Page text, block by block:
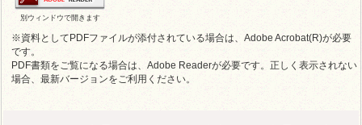
別ウィンドウで開きます
※資料としてPDFファイルが添付されている場合は、Adobe Acrobat(R)が必要
です。
PDF書類をご覧になる場合は、Adobe Readerが必要です。正しく表示されない
場合、最新バージョンをご利用ください。